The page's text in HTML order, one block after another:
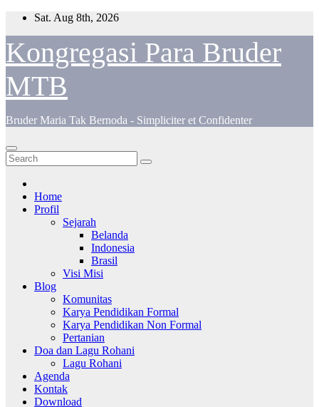
Skip
content
Sat. Aug 8th, 2026
Kongregasi Para Bruder
MTB
Bruder Maria Tak Bernoda - Simpliciter et Confidenter
Home
Profil
Sejarah
Belanda
Indonesia
Brasil
Visi Misi
Blog
Komunitas
Karya Pendidikan Formal
Karya Pendidikan Non Formal
Pertanian
Doa dan Lagu Rohani
Lagu Rohani
Agenda
Kontak
Download